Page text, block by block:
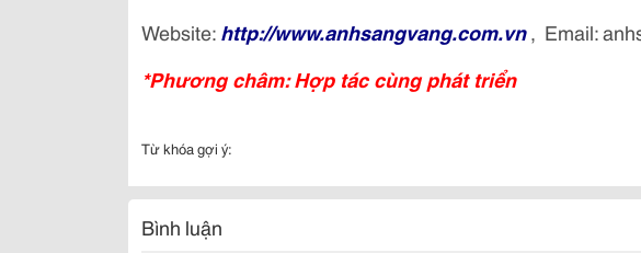
Website:http://www.anhsangvang.com.vn, Email:
*Phương châm: Hợp tác cùng phát triển
Từ khóa gợi ý:
Bình luận